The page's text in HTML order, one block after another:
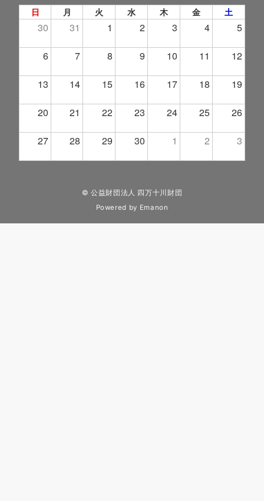
日 月 火 水 木 金 土
30 31 1 2 3 4 5
6 7 8 9 10 11 12
13 14 15 16 17 18 19
20 21 22 23 24 25 26
27 28 29 30 1 2 3
© 公益財団法人 四万十川財団
Powered by Emanon